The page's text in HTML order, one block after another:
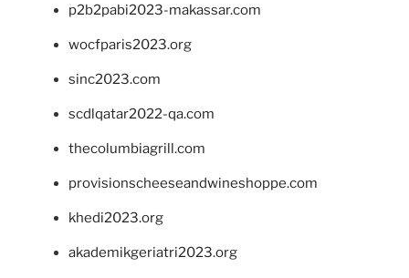
p2b2pabi2023-makassar.com
wocfparis2023.org
sinc2023.com
scdlqatar2022-qa.com
thecolumbiagrill.com
provisionscheeseandwineshoppe.com
khedi2023.org
akademikgeriatri2023.org